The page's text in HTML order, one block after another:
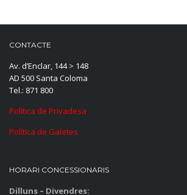
CONTACTE
Av. d’Enclar, 144 > 148
AD 500 Santa Coloma
Tel.: 871 800
Política de Privadesa
Política de Galetes
HORARI CONCESSIONARIS
Dilluns – Divendres: